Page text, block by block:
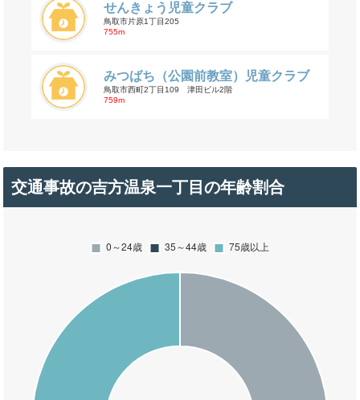
せんきょう児童クラブ
鳥取市片原1丁目205
755m
みつばち（公園前教室）児童クラブ
鳥取市西町2丁目109 津田ビル2階
759m
交通事故の吉方温泉一丁目の年齢割合